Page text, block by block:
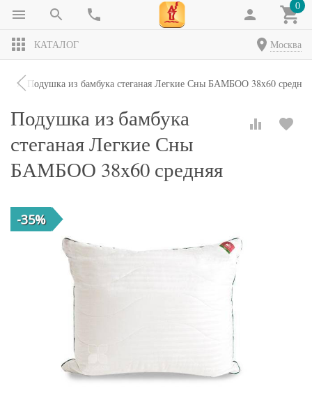
0
КАТАЛОГ Москва
Подушка из бамбука стеганая Легкие Сны БАМБОО 38x60 средняя
Подушка из бамбука
стеганая Легкие Сны
БАМБОО 38x60 средняя
-35%